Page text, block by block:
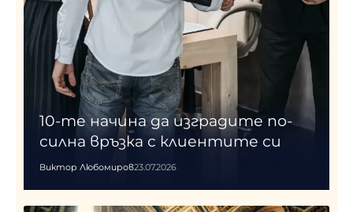
10-те начина да изградите по-
силна връзка с клиентите си
Виктор Любомиров23.07.2026